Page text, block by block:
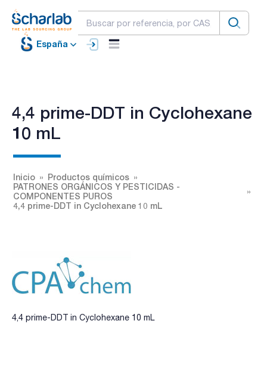
España
4,4 prime-DDT in Cyclohexane
10 mL
Inicio
Productos químicos
PATRONES ORGÁNICOS Y PESTICIDAS -
COMPONENTES PUROS
4,4 prime-DDT in Cyclohexane 10 mL
4,4 prime-DDT in Cyclohexane 10 mL